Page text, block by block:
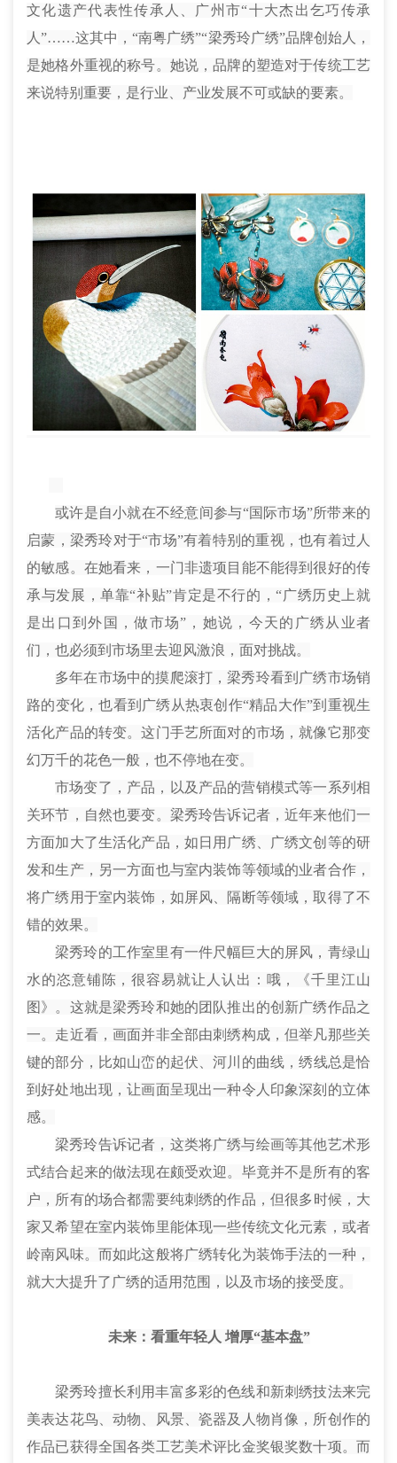
文化遗产代表性传承人、广州市“十大杰出乞巧传承
人”……这其中 ，“南粤广绣”“梁秀玲广绣”品牌创始人，
是她格外重视的称号。她说，品牌的塑造对于传统工艺
来说特别重要，是行业、产业发展不可或缺的要素。
或许是自小就在不经意间参与“国际市场”所带来的
启蒙，梁秀玲对于“市场”有着特别的重视，也有着过人
的敏感。在她看来，一门非遗项目能不能得到很好的传
承与发展，单靠“补贴”肯定是不行的，“广绣历史上就
是出口到外国，做市场”，她说，今天的广绣从业者
们，也必须到市场里去迎风激浪，面对挑战。
多年在市场中的摸爬滚打，梁秀玲看到广绣市场销
路的变化，也看到广绣从热衷创作“精品大作”到重视生
活化产品的转变。这门手艺所面对的市场，就像它那变
幻万千的花色一般，也不停地在变。
市场变了，产品，以及产品的营销模式等一系列相
关环节，自然也要变。梁秀玲告诉记者，近年来他们一
方面加大了生活化产品，如日用广绣、广绣文创等的研
发和生产，另一方面也与室内装饰等领域的业者合作，
将广绣用于室内装饰，如屏风、隔断等领域，取得了不
错的效果。
梁秀玲的工作室里有一件尺幅巨大的屏风，青绿山
水的恣意铺陈，很容易就让人认出：哦，《千里江山
图》。这就是梁秀玲和她的团队推出的创新广绣作品之
一。走近看，画面并非全部由刺绣构成，但举凡那些关
键的部分，比如山峦的起伏、河川的曲线，绣线总是恰
到好处地出现，让画面呈现出一种令人印象深刻的立体
感。
梁秀玲告诉记者，这类将广绣与绘画等其他艺术形
式结合起来的做法现在颇受欢迎。毕竟并不是所有的客
户，所有的场合都需要纯刺绣的作品，但很多时候，大
家又希望在室内装饰里能体现一些传统文化元素，或者
岭南风味。而如此这般将广绣转化为装饰手法的一种，
就大大提升了广绣的适用范围，以及市场的接受度。
未来 ：看重年轻人 增厚“基本盘”
梁秀玲擅长利用丰富多彩的色线和新刺绣技法来完
美表达花鸟、动物、风景、瓷器及人物肖像，所创作的
作品已获得全国各类工艺美术评比金奖银奖数十项。而